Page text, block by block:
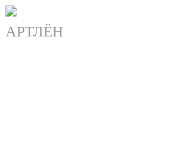
Перейти